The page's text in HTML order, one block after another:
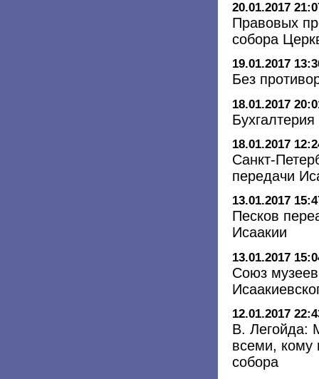
20.01.2017
Правовых
собора
19.01.2017
Без
18.01.2017
18.01.2017
Санкт-
передачи
13.01.2017
Песков
Исаакии
13.01.2017
Союз
12.01.2017
В. Легойда:
всеми, кому
собора